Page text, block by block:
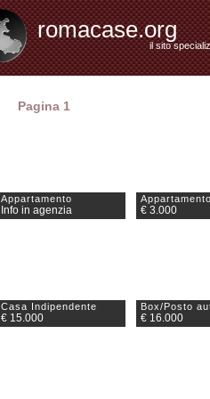
romacase.org
il sito
Pagina 1
Appartamento
Info in agenzia
Appartamento
€ 3.000
Casa Indipendente
€ 15.000
Box/Posto
€ 16.000